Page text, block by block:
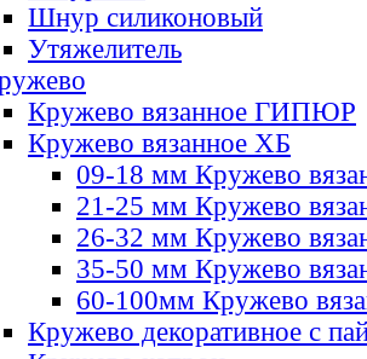
Шнур силиконовый
Утяжелитель
Кружево вязанное ГИПЮР
Кружево вязанное ХБ
09-18 мм Кружево
21-25 мм Кружево
26-32 мм Кружево
35-50 мм Кружево
60-100мм Кружево
Кружево декоративное с